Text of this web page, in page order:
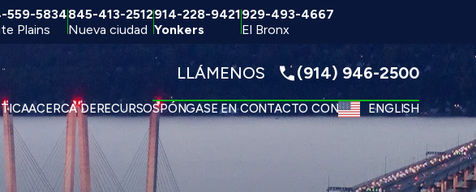
559-5834
Plains
845-413-2512
Nueva ciudad
914-228-9421
Yonkers
929-493-4667
El Bronx
LLÁMENOS (914) 946-2500
ACERCA DERECURSOSPÓNGASE EN CONTACTO CON ENGLISH